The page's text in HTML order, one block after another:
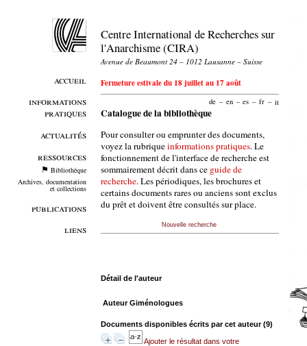
accueil
informations
pratiques
actualités
ressources
Bibliothèque
Archives, documentation
et collections
publications
liens
Centre International de Recherches sur
l'Anarchisme (CIRA)
Avenue de Beaumont 24 – 1012 Lausanne – Suisse
Fermeture estivale du 18 juillet au 17 août
de – en – es – fr – it
Catalogue de la bibliothèque
Pour consulter ou emprunter des documents,
voyez la rubriqueinformations pratiques. Le
fonctionnement de l'interface de recherche est
sommairement décrit dans ce guide de
recherche. Les périodiques, les brochures et
certains documents rares ou anciens sont exclus
du prêt et doivent être consultés sur place.
Nouvelle recherche
Détail de l'auteur
Auteur Giménologues
Documents disponibles écrits par cet auteur (9)
Ajouter le résultat dans votre